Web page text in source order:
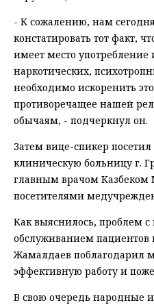
- К сожалению, нам
констатировать тот факт,
имеет место употребление
наркотических,
необходимо искоренить
противоречащее нашей
обычаям, - подчеркнул он.
Затем вице-спикер
клиническую больницу г.
главным врачом
посетителями
Как выяснилось, проблем
обслуживанием пациентов
Жамалдаев поблагодарил
эффективную работу и
В свою очередь народные